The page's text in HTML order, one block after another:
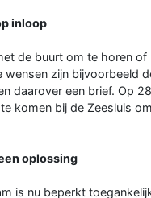
inloop
de buurt om te horen
wensen zijn bijvoorbeeld
daarover een brief. Op
komen bij de Zeesluis
oplossing
is nu beperkt